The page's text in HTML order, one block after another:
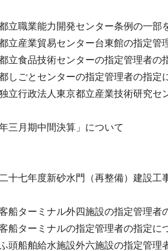
業能力開発センター条例の一部
立産業貿易センター台東館の指定管
立食品技術センターの指定管理者の
しごとセンターの指定管理者の指定
立行政法人東京都立産業技術研究セ
三月期中間決算」について
十七年度新砂水門（再整備）建設工
船ターミナル外四施設の指定管理者
船ターミナルの指定管理者の指定に
頭船舶給水施設外六施設の指定管理